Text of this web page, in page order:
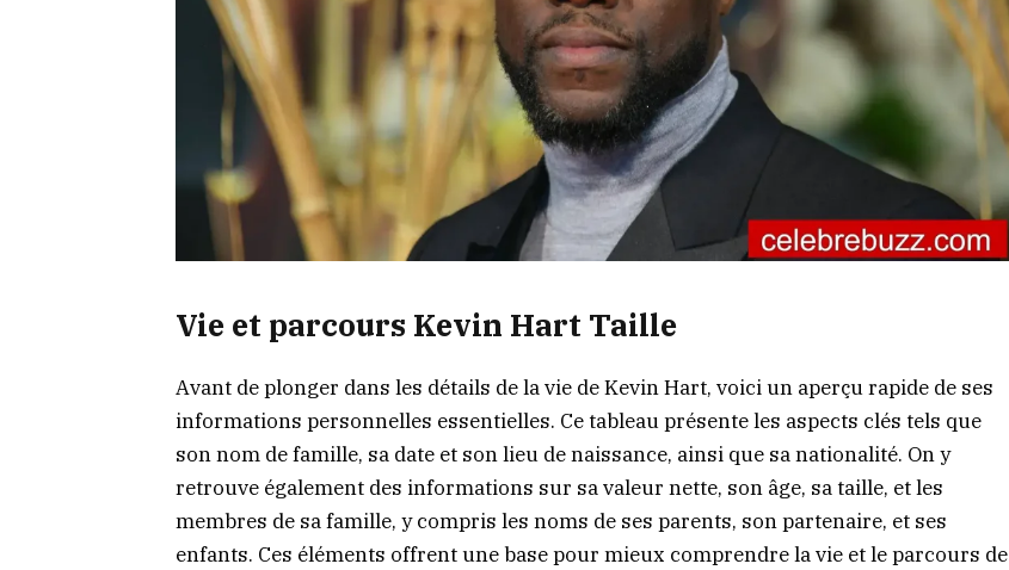
Vie et parcours Kevin Hart Taille
Avant de plonger dans les détails de la vie de Kevin Hart, voici un aperçu rapide de ses
informations personnelles essentielles. Ce tableau présente les aspects clés tels que
son nom de famille, sa date et son lieu de naissance, ainsi que sa nationalité. On y
retrouve également des informations sur sa valeur nette, son âge, sa taille, et les
membres de sa famille, y compris les noms de ses parents, son partenaire, et ses
enfants. Ces éléments offrent une base pour mieux comprendre la vie et le parcours de